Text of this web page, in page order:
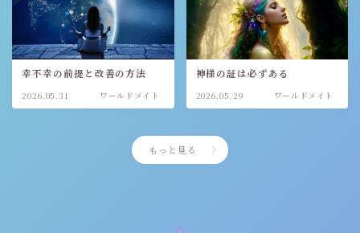
幸不幸の前提と改善の方法
2026.05.31 ワールドメイト
神様の証は必ずある
2026.05.29 ワールドメイト
もっと見る